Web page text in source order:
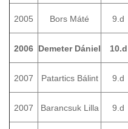
2005 Bors Máté 9.d
2006 Demeter Dániel 10.d
2007 Patartics Bálint 9.d
2007 Barancsuk Lilla 9.d